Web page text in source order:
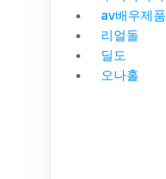
av배우제품
리얼돌
딜도
오나홀